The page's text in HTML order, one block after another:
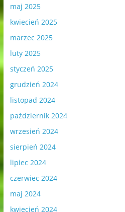
maj 2025
kwiecień 2025
marzec 2025
luty 2025
styczeń 2025
grudzień 2024
listopad 2024
październik 2024
wrzesień 2024
sierpień 2024
lipiec 2024
czerwiec 2024
maj 2024
kwiecień 2024